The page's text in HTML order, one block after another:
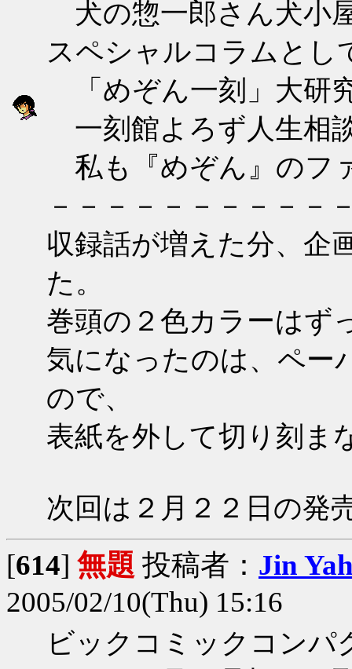
犬の惣一郎さん犬小
スペシャルコラムとし
「めぞん一刻」大研
一刻館よろず人生相
私も『めぞん』のフ
－－－－－－－－－－
収録話が増えた分、企
た。
巻頭の２色カラーはず
気になったのは、ペー
ので、
表紙を外して切り刻ま
次回は２月２２日の発
[614] 無題 投稿者： Jin
2005/02/10(Thu) 15:16
ビックコミックコンパ